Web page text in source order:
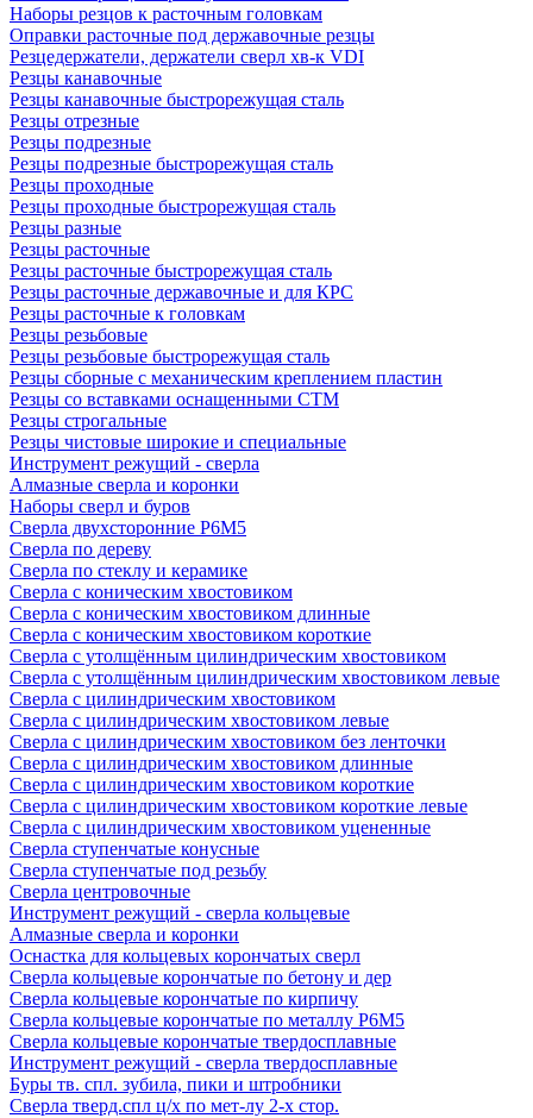
Наборы резцов к расточным головкам
Оправки расточные под державочные резцы
Резцедержатели, держатели сверл хв-к VDI
Резцы канавочные
Резцы канавочные быстрорежущая сталь
Резцы отрезные
Резцы подрезные
Резцы подрезные быстрорежущая сталь
Резцы проходные
Резцы проходные быстрорежущая сталь
Резцы разные
Резцы расточные
Резцы расточные быстрорежущая сталь
Резцы расточные державочные и для КРС
Резцы расточные к головкам
Резцы резьбовые
Резцы резьбовые быстрорежущая сталь
Резцы сборные с механическим креплением пластин
Резцы со вставками оснащенными СТМ
Резцы строгальные
Резцы чистовые широкие и специальные
Инструмент режущий - сверла
Алмазные сверла и коронки
Наборы сверл и буров
Сверла двухсторонние Р6М5
Сверла по дереву
Сверла по стеклу и керамике
Сверла с коническим хвостовиком
Сверла с коническим хвостовиком длинные
Сверла с коническим хвостовиком короткие
Сверла с утолщённым цилиндрическим хвостовиком
Сверла с утолщённым цилиндрическим хвостовиком левые
Сверла с цилиндрическим хвостовиком
Сверла с цилиндрическим хвостовиком левые
Сверла с цилиндрическим хвостовиком без ленточки
Сверла с цилиндрическим хвостовиком длинные
Сверла с цилиндрическим хвостовиком короткие
Сверла с цилиндрическим хвостовиком короткие левые
Сверла с цилиндрическим хвостовиком уцененные
Сверла ступенчатые конусные
Сверла ступенчатые под резьбу
Сверла центровочные
Инструмент режущий - сверла кольцевые
Алмазные сверла и коронки
Оснастка для кольцевых корончатых сверл
Сверла кольцевые корончатые по бетону и дер
Сверла кольцевые корончатые по кирпичу
Сверла кольцевые корончатые по металлу Р6М5
Сверла кольцевые корончатые твердосплавные
Инструмент режущий - сверла твердосплавные
Буры тв. спл. зубила, пики и штробники
Сверла тверд.спл ц/х по мет-лу 2-х стор.